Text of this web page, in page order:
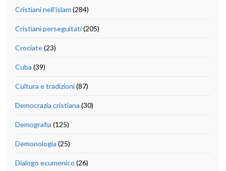
Cristiani nell'islam (284)
Cristiani perseguitati(205)
Crociate(23)
Cuba (39)
Cultura e tradizioni(87)
Democrazia cristiana (30)
Demografia (125)
Demonologia (25)
Dialogo ecumenico (26)